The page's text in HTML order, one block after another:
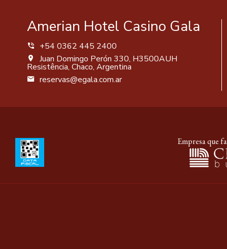
Amerian Hotel Casino Gala
+54 0362 445 2400
Juan Domingo Perón 330, H3500AUH
Resistência, Chaco, Argentina
reservas@egala.com.ar
Empresa que